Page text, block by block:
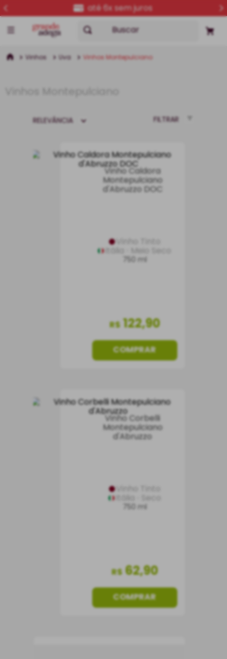
entrega para todo o Brasil
Buscar
Vinhos Uva Vinhos Montepulciano
RELEVÂNCIA FILTRAR
Vinho Caldora
Montepulciano
d'Abruzzo DOC
Vinho Tinto
Itália Meio Seco
750 ml
R$ 122,90
COMPRAR
Vinho Corbelli
Montepulciano
d'Abruzzo
Vinho Tinto
Itália Seco
750 ml
R$ 62,90
COMPRAR